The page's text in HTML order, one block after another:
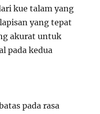
kue talam yang
yang tepat
akurat untuk
pada kedua
pada rasa